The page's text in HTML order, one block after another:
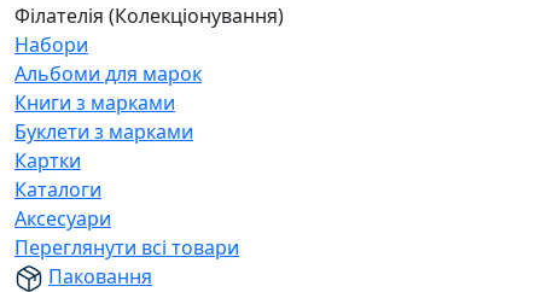
Філателія (Колекціонування)
Набори
Альбоми для марок
Книги з марками
Буклети з марками
Картки
Каталоги
Аксесуари
Переглянути всі товари
Паковання